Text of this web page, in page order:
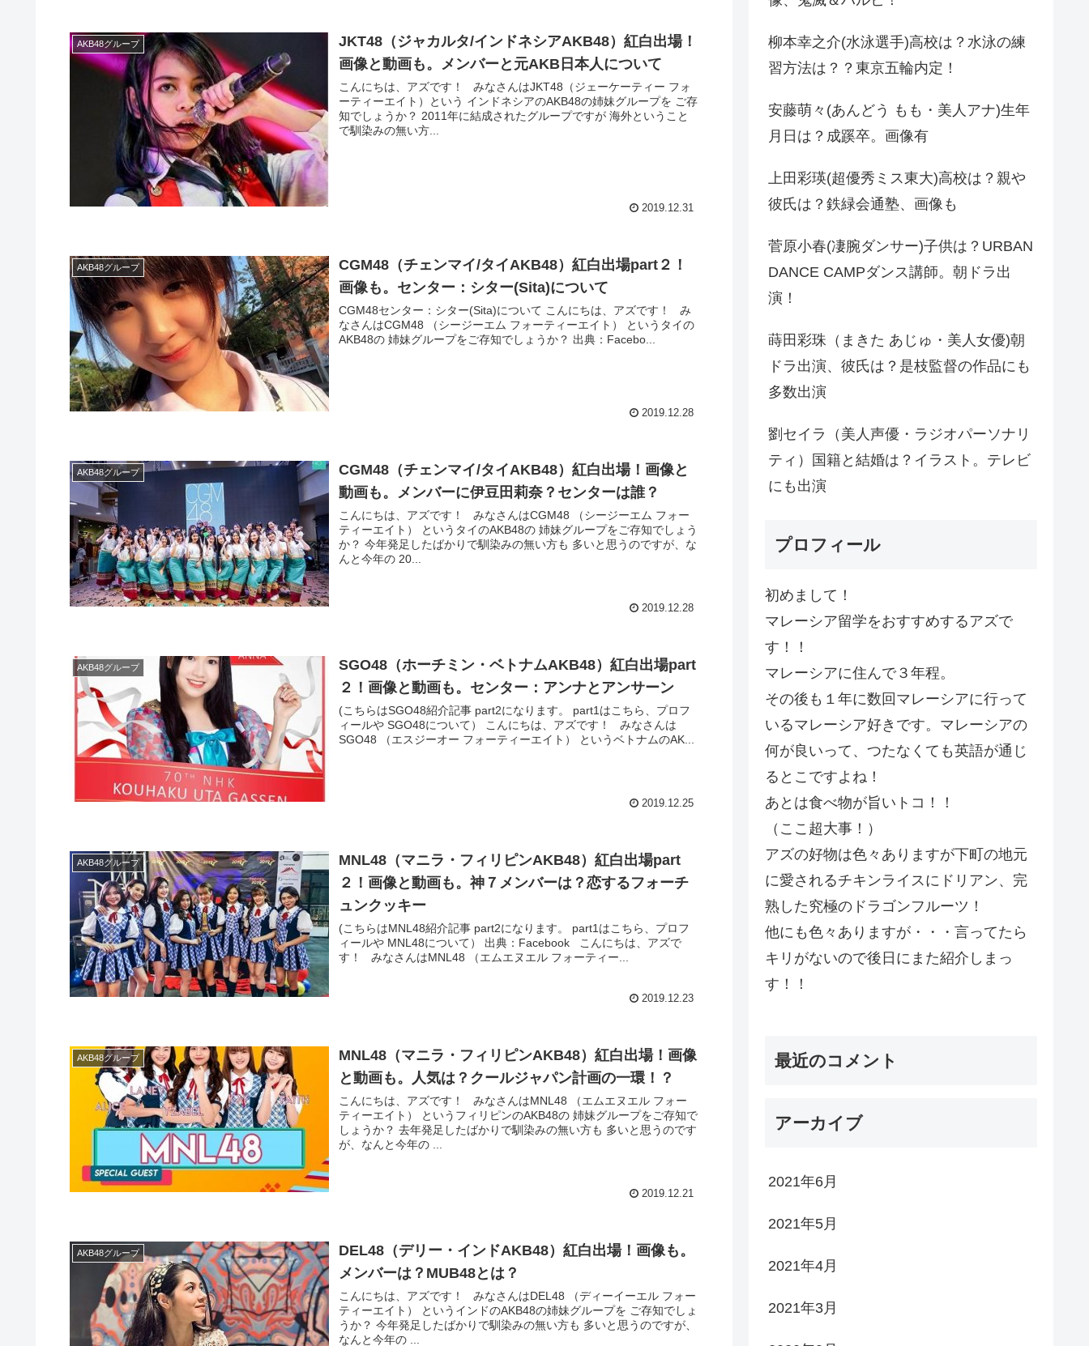
AKB48グループ
JKT48（ジャカルタ/インドネシアAKB48）紅白出場！
画像と動画も。メンバーと元AKB日本人について
こんにちは、アズです！ みなさんはJKT48（ジェーケーティー フォ
ーティーエイト）という インドネシアのAKB48の姉妹グループを ご存
知でしょうか？ 2011年に結成されたグループですが 海外ということ
で馴染みの無い方...
2019.12.31
AKB48グループ
CGM48（チェンマイ/タイAKB48）紅白出場part２！
画像も。センター：シター(Sita)について
CGM48センター：シター(Sita)について こんにちは、アズです！ み
なさんはCGM48 （シージーエム フォーティーエイト） というタイの
AKB48の 姉妹グループをご存知でしょうか？ 出典：Facebo...
2019.12.28
AKB48グループ
CGM48（チェンマイ/タイAKB48）紅白出場！画像と
動画も。メンバーに伊豆田莉奈？センターは誰？
こんにちは、アズです！ みなさんはCGM48 （シージーエム フォー
ティーエイト） というタイのAKB48の 姉妹グループをご存知でしょう
か？ 今年発足したばかりで馴染みの無い方も 多いと思うのですが、な
んと今年の 20...
2019.12.28
AKB48グループ
SGO48（ホーチミン・ベトナムAKB48）紅白出場part
２！画像と動画も。センター：アンナとアンサーン
(こちらはSGO48紹介記事 part2になります。 part1はこちら、プロフ
ィールや SGO48について） こんにちは、アズです！ みなさんは
SGO48 （エスジーオー フォーティーエイト） というベトナムのAK...
2019.12.25
AKB48グループ
MNL48（マニラ・フィリピンAKB48）紅白出場part
２！画像と動画も。神７メンバーは？恋するフォーチ
ュンクッキー
(こちらはMNL48紹介記事 part2になります。 part1はこちら、プロフ
ィールや MNL48について） 出典：Facebook こんにちは、アズで
す！ みなさんはMNL48 （エムエヌエル フォーティー...
2019.12.23
AKB48グループ
MNL48（マニラ・フィリピンAKB48）紅白出場！画像
と動画も。人気は？クールジャパン計画の一環！？
こんにちは、アズです！ みなさんはMNL48 （エムエヌエル フォー
ティーエイト） というフィリピンのAKB48の 姉妹グループをご存知で
しょうか？ 去年発足したばかりで馴染みの無い方も 多いと思うのです
が、なんと今年の ...
2019.12.21
AKB48グループ
DEL48（デリー・インドAKB48）紅白出場！画像も。
メンバーは？MUB48とは？
こんにちは、アズです！ みなさんはDEL48 （ディーイーエル フォー
ティーエイト） というインドのAKB48の姉妹グループを ご存知でしょ
うか？ 今年発足したばかりで馴染みの無い方も 多いと思うのですが、
なんと今年の ...
柳本幸之介(水泳選手)高校は？水泳の練
習方法は？？東京五輪内定！
安藤萌々(あんどう もも・美人アナ)生年
月日は？成蹊卒。画像有
上田彩瑛(超優秀ミス東大)高校は？親や
彼氏は？鉄緑会通塾、画像も
菅原小春(凄腕ダンサー)子供は？URBAN
DANCE CAMPダンス講師。朝ドラ出
演！
蒔田彩珠（まきた あじゅ・美人女優)朝
ドラ出演、彼氏は？是枝監督の作品にも
多数出演
劉セイラ（美人声優・ラジオパーソナリ
ティ）国籍と結婚は？イラスト。テレビ
にも出演
プロフィール
初めまして！
マレーシア留学をおすすめするアズで
す！！
マレーシアに住んで３年程。
その後も１年に数回マレーシアに行って
いるマレーシア好きです。マレーシアの
何が良いって、つたなくても英語が通じ
るとこですよね！
あとは食べ物が旨いトコ！！
（ここ超大事！）
アズの好物は色々ありますが下町の地元
に愛されるチキンライスにドリアン、完
熟した究極のドラゴンフルーツ！
他にも色々ありますが・・・言ってたら
キリがないので後日にまた紹介しまっ
す！！
最近のコメント
アーカイブ
2021年6月
2021年5月
2021年4月
2021年3月